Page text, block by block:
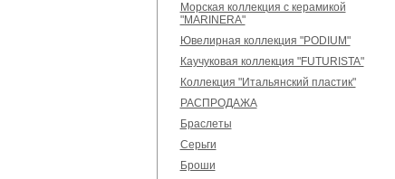
Морская коллекция с керамикой
"MARINERA"
Ювелирная коллекция "PODIUM"
Каучуковая коллекция "FUTURISTA"
Коллекция "Итальянский пластик"
РАСПРОДАЖА
Браслеты
Серьги
Броши